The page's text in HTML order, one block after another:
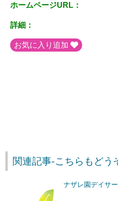
ホームページURL：
詳細：
お気に入り追加
関連記事-こちらもどう
ナザレ園デイサ